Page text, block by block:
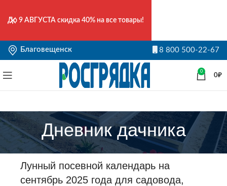
Благовещенск 8 800 500-22-67
0
0₽
Дневник дачника
Лунный посевной календарь на
сентябрь 2025 года для садовода,
До 9 АВГУСТА скидка 40% на все товары!